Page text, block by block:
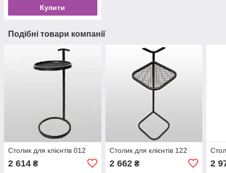
Купити
Подібні товари компанії
Столик для клієнтів 012
2 614 ₴
Столик для клієнтів 122
2 662₴ 2